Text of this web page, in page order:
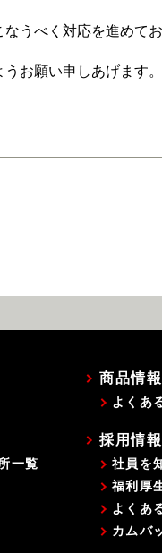
うべく対応を進めてお
お願い申しあげます。
一覧
商品情報
よくあ
採用情報
社員を
福利厚
よくあ
カムバ